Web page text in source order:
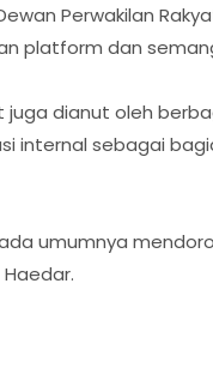
Perwakilan
platform dan
dianut oleh
internal sebagai
umumnya